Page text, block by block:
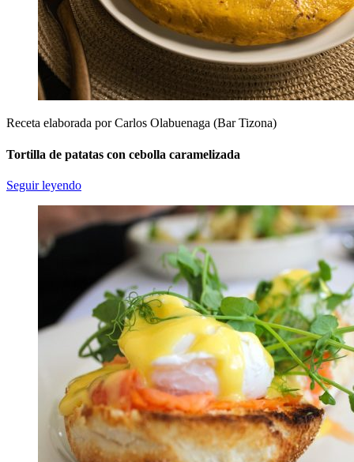
Receta elaborada por Carlos Olabuenaga (Bar Tizona)
Tortilla de patatas con cebolla caramelizada
Seguir leyendo